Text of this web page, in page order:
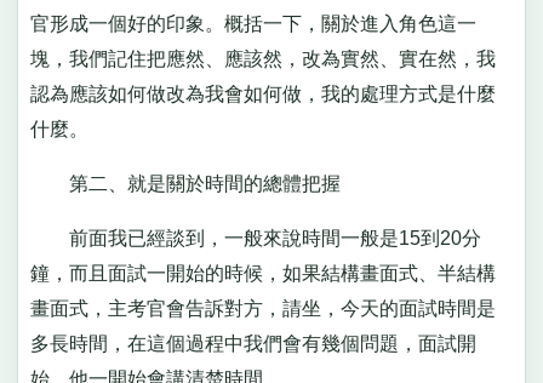
官形成一個好的印象。概括一下，關於進入角色這一
塊，我們記住把應然、應該然，改為實然、實在然，我
認為應該如何做改為我會如何做，我的處理方式是什麼
什麼。
第二、就是關於時間的總體把握
前面我已經談到，一般來說時間一般是15到20分
鐘，而且面試一開始的時候，如果結構畫面式、半結構
畫面式，主考官會告訴對方，請坐，今天的面試時間是
多長時間，在這個過程中我們會有幾個問題，面試開